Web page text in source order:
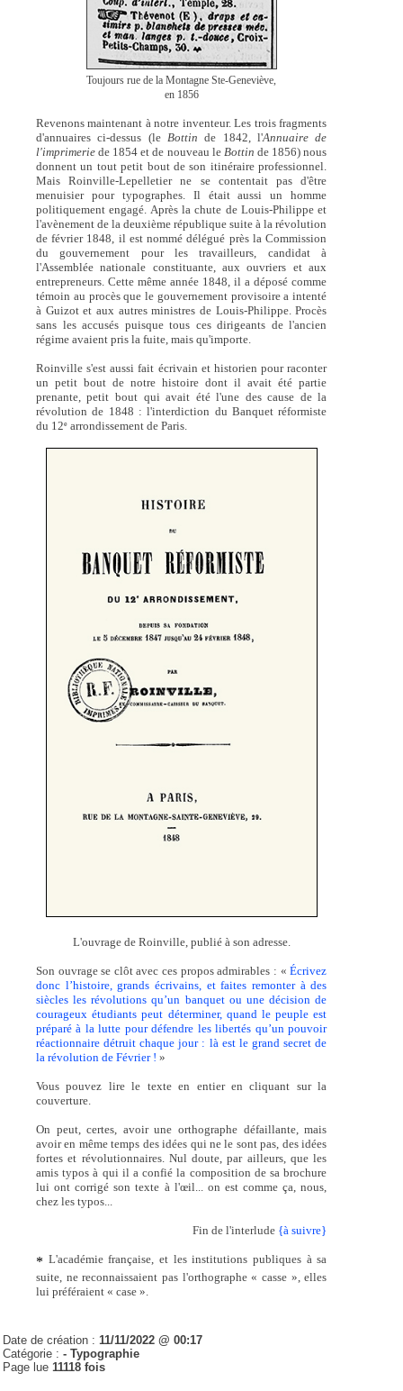
Toujours rue de la Montagne Ste-Geneviève,
en 1856
Revenons maintenant à notre inventeur. Les trois fragments
d'annuaires ci-dessus (le Bottin de 1842, l'Annuaire de
l'imprimeriede 1854 et de nouveau le Bottin de 1856) nous
donnent un tout petit bout de son itinéraire professionnel.
Mais Roinville-Lepelletier ne se contentait pas d'être
menuisier pour typographes. Il était aussi un homme
politiquement engagé. Après la chute de Louis-Philippe et
l'avènement de la deuxième république suite à la révolution
de février 1848, il est nommé délégué près la Commission
du gouvernement pour les travailleurs, candidat à
l'Assemblée nationale constituante, aux ouvriers et aux
entrepreneurs. Cette même année 1848, il a déposé comme
témoin au procès que le gouvernement provisoire a intenté
à Guizot et aux autres ministres de Louis-Philippe. Procès
sans les accusés puisque tous ces dirigeants de l'ancien
régime avaient pris la fuite, mais qu'importe.
Roinville s'est aussi fait écrivain et historien pour raconter
un petit bout de notre histoire dont il avait été partie
prenante, petit bout qui avait été l'une des cause de la
révolution de 1848 : l'interdiction du Banquet réformiste
du 12earrondissement de Paris.
L'ouvrage de Roinville, publié à son adresse.
Son ouvrage se clôt avec ces propos admirables : «Écrivez
donc l’histoire, grands écrivains, et faites remonter à des
siècles les révolutions qu’un banquet ou une décision de
courageux étudiants peut déterminer, quand le peuple est
préparé à la lutte pour défendre les libertés qu’un pouvoir
réactionnaire détruit chaque jour : là est le grand secret de
la révolution de Février ! »
Vous pouvez lire le texte en entier en cliquant sur la
couverture.
On peut, certes, avoir une orthographe défaillante, mais
avoir en même temps des idées qui ne le sont pas, des idées
fortes et révolutionnaires. Nul doute, par ailleurs, que les
amis typos à qui il a confié la composition de sa brochure
lui ont corrigé son texte à l'œil... on est comme ça, nous,
chez les typos...
Fin de l'interlude {à suivre}
* L'académie française, et les institutions publiques à sa
suite, ne reconnaissaient pas l'orthographe « casse », elles
lui préféraient « case ».
Date de création : 11/11/2022 @ 00:17
Catégorie :- Typographie
Page lue 11118 fois